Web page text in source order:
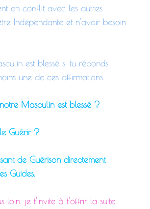
en conflit avec les autres
Indépendante et n'avoir besoin
est blessé si tu réponds
une de ces affirmations.
Masculin est blessé ?
Guérir ?
de Guérison directement
Guides.
loin, je t'invite à t'offrir la suite